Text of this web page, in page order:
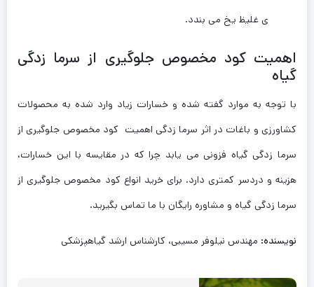
ی غلیظ یخ می بندد.
اهمیت کود مخصوص جلوگیری از سرما زدگی
گیاه
با توجه به موارد گفته شده و خسارات زیاد وارد شده به محصولات
کشاورزی و باغات در اثر سرما زدگی اهمیت کود مخصوص جلوگیری از
سرما زدگی گیاه فزونی می یابد چرا که در مقایسه با این خسارات،
هزینه و دردسر کمتری دارد. برای خرید انواع کود مخصوص جلوگیری از
سرما زدگی گیاه و مشاوره رایگان با ما تماس بگیرید.
نویسنده: مهندس نیلوفر مسیبی، کارشناس ارشد گیاهپزشکی